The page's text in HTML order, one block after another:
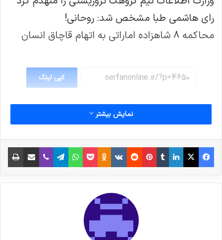
رای هاشمی طبا مشخص شد: روحانی!
محاکمه 8 شاهزاده اماراتی به اتهام قاچاق انسان
کپی لینک
نمایش بیشتر
فیس بوک X لینکدین
‫تامبلر‫پین‌ترست
‫رددیت‫VKontakte
‫Odnoklassniki
پاکتواتس آپ تلگراموایبر اشتراک گذاری از طریق ایمیل